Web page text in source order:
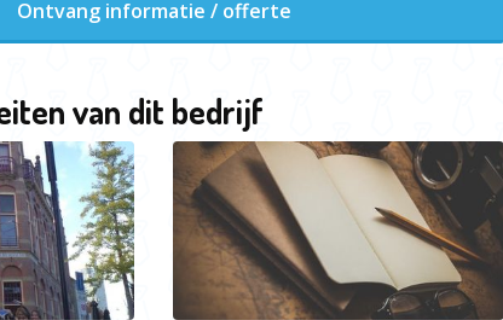
Ontvang informatie / offerte
van dit bedrijf